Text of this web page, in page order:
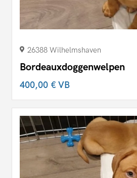
26388 Wilhelmshaven
Bordeauxdoggenwelpen
400,00 €VB